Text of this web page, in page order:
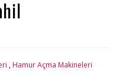
, Hamur Açma Makineleri